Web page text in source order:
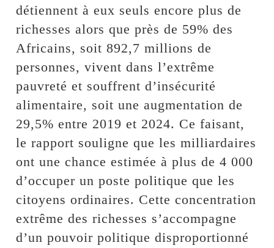
détiennent à eux seuls encore plus de
richesses alors que près de 59% des
Africains, soit 892,7 millions de
personnes, vivent dans l’extrême
pauvreté et souffrent d’insécurité
alimentaire, soit une augmentation de
29,5% entre 2019 et 2024. Ce faisant,
le rapport souligne que les milliardaires
ont une chance estimée à plus de 4 000
d’occuper un poste politique que les
citoyens ordinaires. Cette concentration
extrême des richesses s’accompagne
d’un pouvoir politique disproportionné